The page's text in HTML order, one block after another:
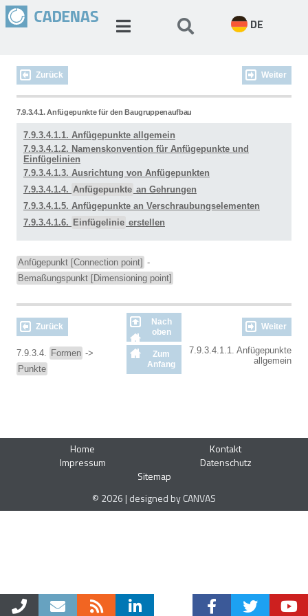
DE
Zurück Weiter
7.9.3.4.1. Anfügepunkte für den Baugruppenaufbau
7.9.3.4.1.1. Anfügepunkte allgemein
7.9.3.4.1.2. Namenskonvention für Anfügepunkte und
Einfügelinien
7.9.3.4.1.3. Ausrichtung von Anfügepunkten
7.9.3.4.1.4. Anfügepunkte an Gehrungen
7.9.3.4.1.5. Anfügepunkte an Verschraubungselementen
7.9.3.4.1.6. Einfügelinie erstellen
Anfügepunkt [Connection point] -
Bemaßungspunkt [Dimensioning point]
Zurück
Nach
oben
Weiter
7.9.3.4. Formen ->
Punkte
Zum
Anfang
7.9.3.4.1.1. Anfügepunkte
allgemein
Home
Kontakt
Impressum
Datenschutz
Sitemap
© 2026 | designed by CANVAS